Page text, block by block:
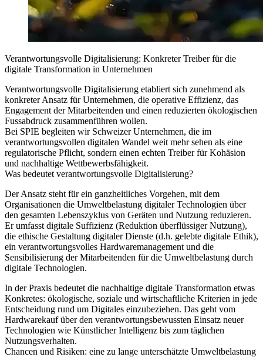
Verantwortungsvolle Digitalisierung: Konkreter Treiber für die
digitale Transformation in Unternehmen
Verantwortungsvolle Digitalisierung etabliert sich zunehmend als
konkreter Ansatz für Unternehmen, die operative Effizienz, das
Engagement der Mitarbeitenden und einen reduzierten ökologischen
Fussabdruck zusammenführen wollen.
Bei SPIE begleiten wir Schweizer Unternehmen, die im
verantwortungsvollen digitalen Wandel weit mehr sehen als eine
regulatorische Pflicht, sondern einen echten Treiber für Kohäsion
und nachhaltige Wettbewerbsfähigkeit.
Was bedeutet verantwortungsvolle Digitalisierung?
Der Ansatz steht für ein ganzheitliches Vorgehen, mit dem
Organisationen die Umweltbelastung digitaler Technologien über
den gesamten Lebenszyklus von Geräten und Nutzung reduzieren.
Er umfasst digitale Suffizienz (Reduktion überflüssiger Nutzung),
die ethische Gestaltung digitaler Dienste (d.h. gelebte digitale Ethik),
ein verantwortungsvolles Hardwaremanagement und die
Sensibilisierung der Mitarbeitenden für die Umweltbelastung durch
digitale Technologien.
In der Praxis bedeutet die nachhaltige digitale Transformation etwas
Konkretes: ökologische, soziale und wirtschaftliche Kriterien in jede
Entscheidung rund um Digitales einzubeziehen. Das geht vom
Hardwarekauf über den verantwortungsbewussten Einsatz neuer
Technologien wie Künstlicher Intelligenz bis zum täglichen
Nutzungsverhalten.
Chancen und Risiken: eine zu lange unterschätzte Umweltbelastung